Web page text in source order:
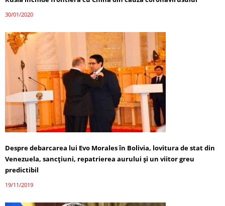
30/01/2020
Despre debarcarea lui Evo Morales în Bolivia, lovitura de stat din
Venezuela, sancțiuni, repatrierea aurului și un viitor greu
predictibil
19/11/2019